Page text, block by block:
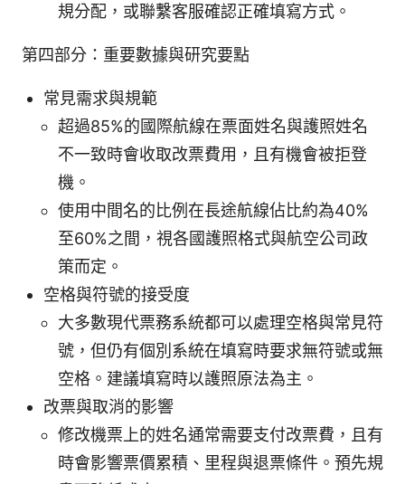
規分配，或聯繫客服確認正確填寫方式。
第四部分：重要數據與研究要點
常見需求與規範
超過85%的國際航線在票面姓名與護照姓名
不一致時會收取改票費用，且有機會被拒登
機。
使用中間名的比例在長途航線佔比約為40%
至60%之間，視各國護照格式與航空公司政
策而定。
空格與符號的接受度
大多數現代票務系統都可以處理空格與常見符
號，但仍有個別系統在填寫時要求無符號或無
空格。建議填寫時以護照原法為主。
改票與取消的影響
修改機票上的姓名通常需要支付改票費，且有
時會影響票價累積、里程與退票條件。預先規